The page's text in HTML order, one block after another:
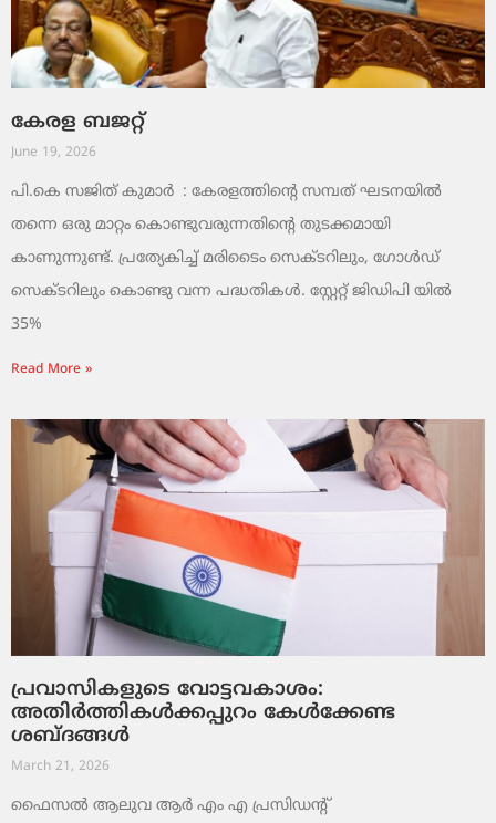
കേരള ബജറ്റ്
June 19, 2026
പി.കെ സജിത് കുമാര്‍ : കേരളത്തിന്റെ സമ്പത് ഘടനയിൽ
തന്നെ ഒരു മാറ്റം കൊണ്ടുവരുന്നതിന്റെ തുടക്കമായി
കാണുന്നുണ്ട്. പ്രത്യേകിച്ച് മരിടൈം സെക്ടറിലും, ഗോൾഡ്
സെക്ടറിലും കൊണ്ടു വന്ന പദ്ധതികൾ. സ്റ്റേറ്റ് ജിഡിപി യിൽ
35%
Read More »
പ്രവാസികളുടെ വോട്ടവകാശം:
അതിർത്തികൾക്കപ്പുറം കേൾക്കേണ്ട
ശബ്ദങ്ങൾ
March 21, 2026
ഫൈസൽ ആലുവ ആർ എം എ പ്രസിഡന്റ്